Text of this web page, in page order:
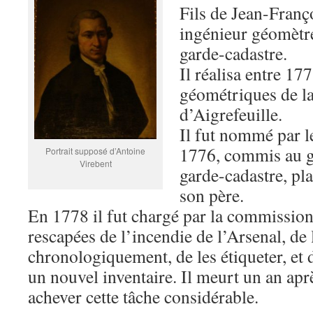
Portrait supposé d’Antoine
Virebent
Fils de Jean-
ingénieur
garde-cadastre.
Il réalisa entre
géométriques de
d’Aigrefeuille.
Il fut nommé par
1776, commis au
garde-cadastre,
son père.
En 1778 il fut chargé par la
rescapées de l’incendie de l’Arsenal, de
chronologiquement, de les étiqueter, et
un nouvel inventaire. Il meurt un an
achever cette tâche considérable.